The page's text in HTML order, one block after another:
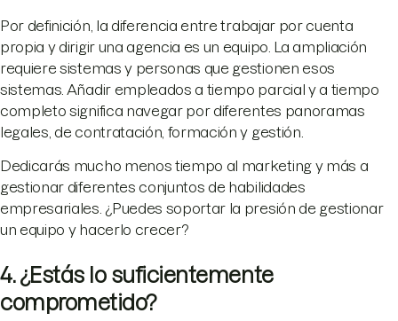
Por definición, la diferencia entre trabajar por cuenta
propia y dirigir una agencia es un equipo. La ampliación
requiere sistemas y personas que gestionen esos
sistemas. Añadir empleados a tiempo parcial y a tiempo
completo significa navegar por diferentes panoramas
legales, de contratación, formación y gestión.
Dedicarás mucho menos tiempo al marketing y más a
gestionar diferentes conjuntos de habilidades
empresariales. ¿Puedes soportar la presión de gestionar
un equipo y hacerlo crecer?
4. ¿Estás lo suficientemente
comprometido?